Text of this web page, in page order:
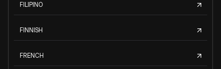
FILIPINO
FINNISH
FRENCH